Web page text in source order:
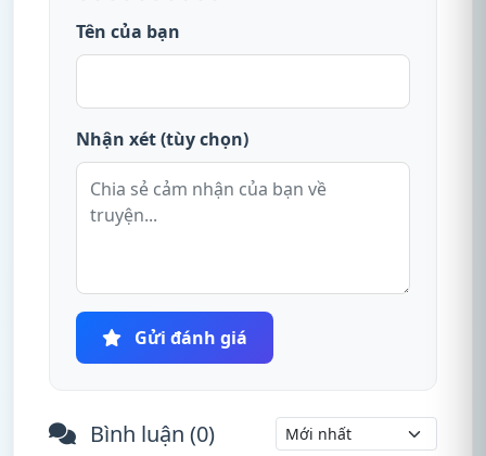
Tên của bạn
Nhận xét (tùy chọn)
Gửi đánh giá
Bình luận (0)